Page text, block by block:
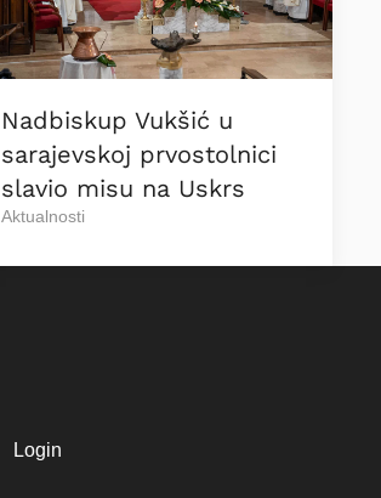
Nadbiskup Vukšić u
sarajevskoj prvostolnici
slavio misu na Uskrs
Aktualnosti
Login